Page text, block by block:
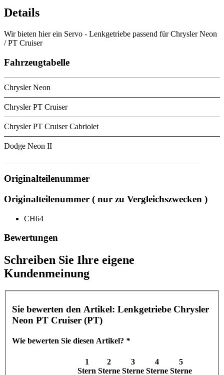
Details
Wir bieten hier ein Servo - Lenkgetriebe passend für Chrysler Neon
/ PT Cruiser
Fahrzeugtabelle
Chrysler Neon
Chrysler PT Cruiser
Chrysler PT Cruiser Cabriolet
Dodge Neon II
Originalteilenummer
Originalteilenummer ( nur zu Vergleichszwecken )
CH64
Bewertungen
Schreiben Sie Ihre eigene
Kundenmeinung
Sie bewerten den Artikel: Lenkgetriebe Chrysler
Neon PT Cruiser (PT)
Wie bewerten Sie diesen Artikel? *
1
Stern
2
Sterne
3
Sterne
4
Sterne
5
Sterne